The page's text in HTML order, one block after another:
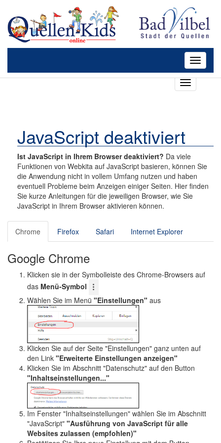
Toggle
JavaScript deaktiviert
Ist JavaScript in Ihrem Browser deaktiviert? Da viele
Funktionen von Webkita auf JavaScript basieren, können Sie
die Anwendung nicht in vollem Umfang nutzen und haben
eventuell Probleme beim Anzeigen einiger Seiten. Hier finden
Sie kurze Anleitungen für die jeweiligen Browser, wie Sie
JavaScript in Ihrem Browser aktivieren können.
T
o
e
n
a
v
i
g
a
Chrome Firefox Safari Internet Explorer
Google Chrome
Klicken sie in der Symbolleiste des Chrome-Browsers auf
das Menü-Symbol
Wählen Sie im Menü "Einstellungen" aus
Klicken Sie auf der Seite "Einstellungen" ganz unten auf
den Link "Erweiterte Einstellungen anzeigen"
Klicken Sie im Abschnitt "Datenschutz" auf den Button
"Inhaltseinstellungen..."
Im Fenster "Inhaltseinstellungen" wählen Sie im Abschnitt
"JavaScript" "Ausführung von JavaScript für alle
Websites zulassen (empfohlen)"